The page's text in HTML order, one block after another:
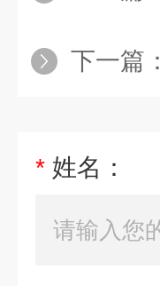
下一篇：
* 姓名：